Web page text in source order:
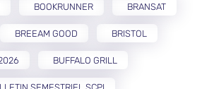
BOOKRUNNER BRANSAT
BREEAM GOOD BRISTOL
BUFFALO GRILL